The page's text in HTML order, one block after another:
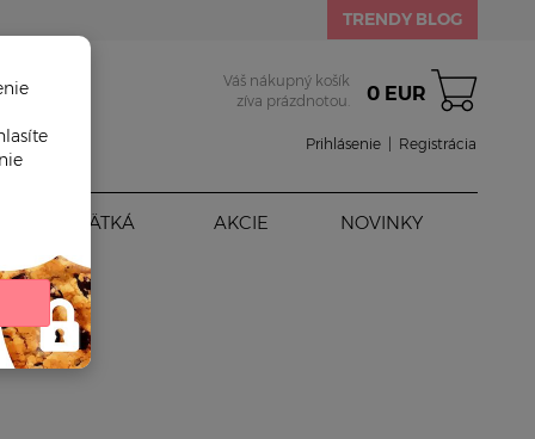
TRENDY BLOG
Váš nákupný košík
zíva prázdnotou.
0 EUR
Prihlásenie Registrácia
BÁBÄTKÁ AKCIE NOVINKY